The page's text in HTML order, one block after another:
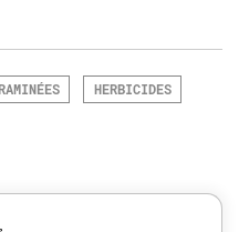
HERBICIDES